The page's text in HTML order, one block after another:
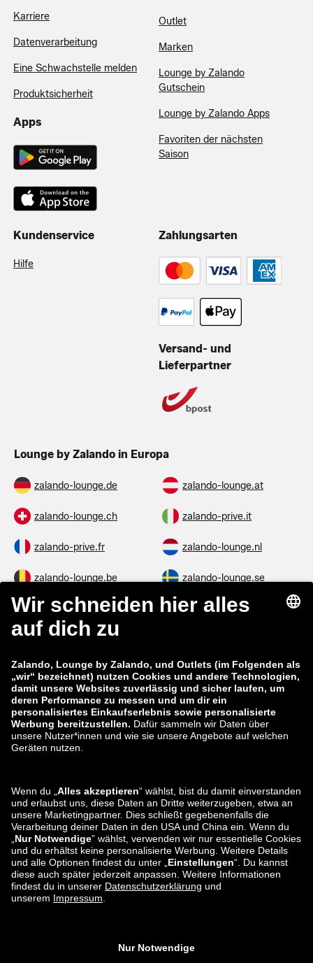
Karriere
Datenverarbeitung
Eine Schwachstelle melden
Produktsicherheit
Apps
Outlet
Marken
Lounge by Zalando
Gutschein
Lounge by Zalando Apps
Favoriten der nächsten
Saison
Kundenservice
Hilfe
Zahlungsarten
Versand- und
Lieferpartner
Lounge by Zalando in Europa
zalando-lounge.de zalando-lounge.at
zalando-lounge.ch zalando-prive.it
zalando-prive.fr zalando-lounge.nl
zalando-lounge.be zalando-lounge.se
zalando-lounge.fi zalando-lounge.dk
zalando-lounge.co.uk
zalando-prive.es zalando-lounge.cz
zalando-lounge.lt zalando-lounge.sk
zalando-lounge.ro zalando-lounge.hr
zalando-lounge.lu zalando-lounge.ee
zalando-lounge.lv zalando-lounge.no
Du findest uns
auch bei